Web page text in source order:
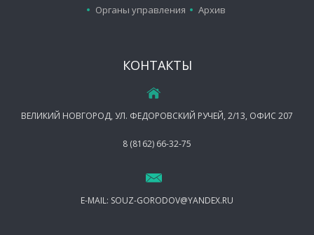
Органы управления
Архив
КОНТАКТЫ
ВЕЛИКИЙ НОВГОРОД, УЛ. ФЕДОРОВСКИЙ РУЧЕЙ, 2/13, ОФИС 207
8 (8162) 66-32-75
E-MAIL: SOUZ-GORODOV@YANDEX.RU